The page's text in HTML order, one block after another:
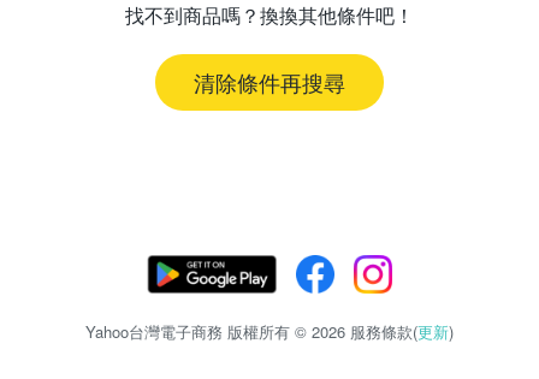
找不到商品嗎？換換其他條件吧！
清除條件再搜尋
Yahoo台灣電子商務 版權所有 © 2026 服務條款(更新)